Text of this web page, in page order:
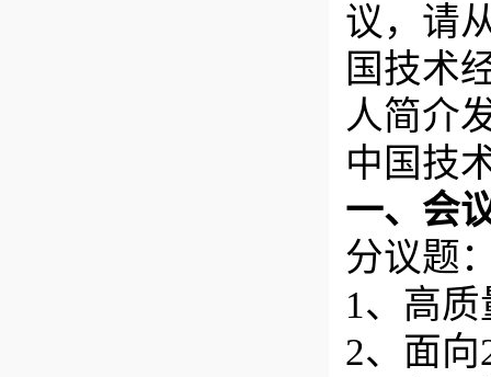
议，请
国技术
人简介
中国技
一、会
分议题
1、高
2、面